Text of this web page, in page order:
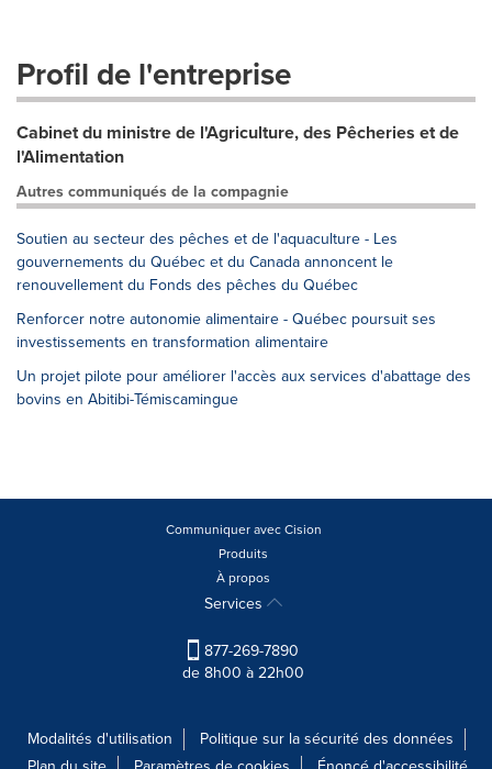
Profil de l'entreprise
Cabinet du ministre de l'Agriculture, des Pêcheries et de
l'Alimentation
Autres communiqués de la compagnie
Soutien au secteur des pêches et de l'aquaculture - Les
gouvernements du Québec et du Canada annoncent le
renouvellement du Fonds des pêches du Québec
Renforcer notre autonomie alimentaire - Québec poursuit ses
investissements en transformation alimentaire
Un projet pilote pour améliorer l'accès aux services d'abattage des
bovins en Abitibi-Témiscamingue
Communiquer avec Cision
Produits
À propos
Services
877-269-7890
de 8h00 à 22h00
Modalités d'utilisation
Politique sur la sécurité des données